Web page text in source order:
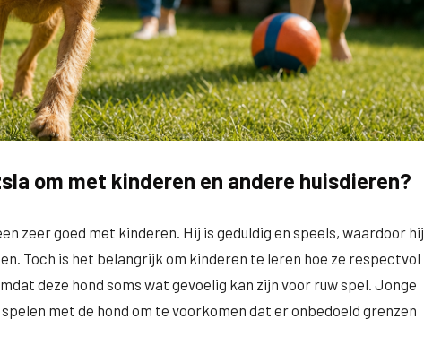
om met kinderen en andere huisdieren?
zeer goed met kinderen. Hij is geduldig en speels, waardoor hij
Toch is het belangrijk om kinderen te leren hoe ze respectvol
deze hond soms wat gevoelig kan zijn voor ruw spel. Jonge
met de hond om te voorkomen dat er onbedoeld grenzen